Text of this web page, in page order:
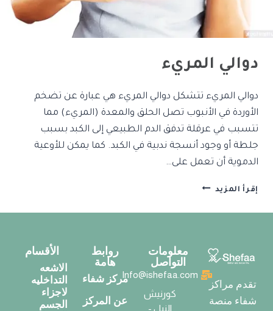
دوالي المريء
دوالي المريء تتشكل دوالي المريء هي عبارة عن تضخم
الأوردة في الأنبوب تصل الحلق والمعدة (المريء) مما
تتسبب في عرقلة تدفق الدم الطبيعي إلى الكبد بسبب
جلطة أو وجود أنسجة ندبية في الكبد. كما يمكن للأوعية
الدموية أن تعمل على…
إقرأ المزيد
تقدم مراكز
شفاء منصة
روابط
هامة
مركز شفاء
عن المركز
الأقسام
الاشعه
التداخليه
لاجزاء
الجسم
معلومات
التواصل
Info@ishefaa.com
كورنيش
النيل -